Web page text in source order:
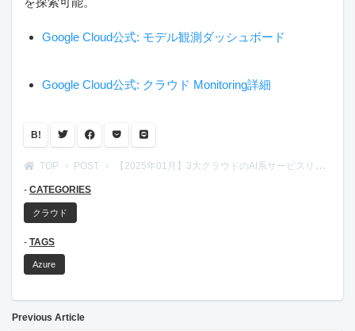
Google Cloud公式: モデル観測ダッシュボード
Google Cloud公式: クラウド Monitoring詳細
B!
TOP POST 【2025年01月】3大クラウドのAI系サービスリリースノート
CATEGORIES
クラウド
TAGS
Azure
Previous Article